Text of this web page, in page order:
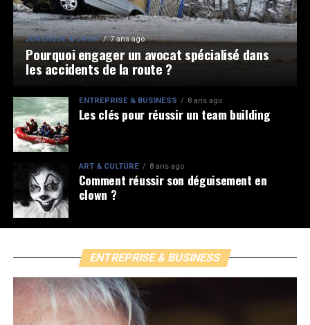
JURIDIQUE & DROIT 7 ans ago
Pourquoi engager un avocat spécialisé dans
les accidents de la route ?
ENTREPRISE & BUSINESS 8 ans ago
Les clés pour réussir un team building
ART & CULTURE 8 ans ago
Comment réussir son déguisement en
clown ?
ENTREPRISE & BUSINESS